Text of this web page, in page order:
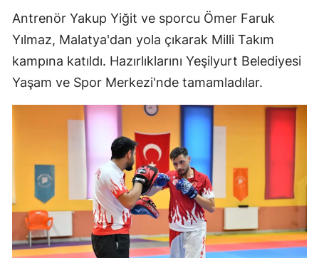
Antrenör Yakup Yiğit ve sporcu Ömer Faruk
Yılmaz, Malatya'dan yola çıkarak Milli Takım
kampına katıldı. Hazırlıklarını Yeşilyurt Belediyesi
Yaşam ve Spor Merkezi'nde tamamladılar.